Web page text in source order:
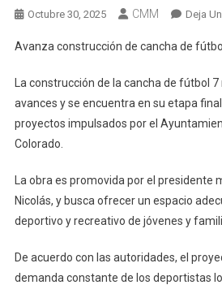
Octubre 30, 2025 CMM Deja
Avanza construcción de cancha de
La construcción de la cancha de fútbol
avances y se encuentra en su etapa
proyectos impulsados por el
Colorado.
La obra es promovida por el presidente
Nicolás, y busca ofrecer un espacio
deportivo y recreativo de jóvenes y
De acuerdo con las autoridades, el
demanda constante de los deportistas